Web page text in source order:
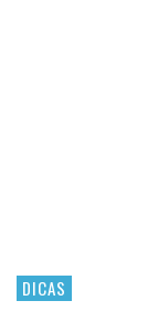
DICAS